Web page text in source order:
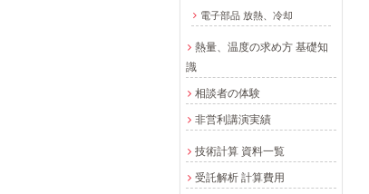
電子部品 放熱、冷却
熱量、温度の求め方 基礎知
識
相談者の体験
非営利講演実績
技術計算 資料一覧
受託解析 計算費用